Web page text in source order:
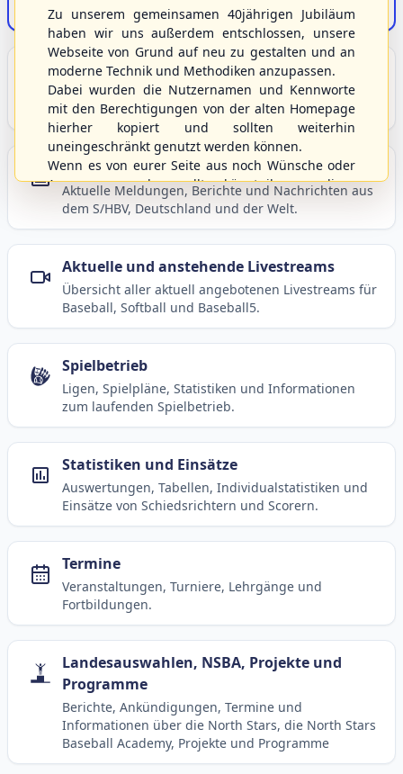
Der Onlineshop des S/HBV
Unser Sport
Grundlagen und Hintergründe zu Baseball, Softball
und Baseball5.
Berichte und Neuigkeiten
Aktuelle Meldungen, Berichte und Nachrichten aus
dem S/HBV, Deutschland und der Welt.
Aktuelle und anstehende Livestreams
Übersicht aller aktuell angebotenen Livestreams für
Baseball, Softball und Baseball5.
Spielbetrieb
Ligen, Spielpläne, Statistiken und Informationen
zum laufenden Spielbetrieb.
Statistiken und Einsätze
Auswertungen, Tabellen, Individualstatistiken und
Einsätze von Schiedsrichtern und Scorern.
Termine
Veranstaltungen, Turniere, Lehrgänge und
Fortbildungen.
Landesauswahlen, NSBA, Projekte und
Programme
Berichte, Ankündigungen, Termine und
Informationen über die North Stars, die North Stars
Baseball Academy, Projekte und Programme
Zu unserem gemeinsamen 40jährigen Jubiläum
haben wir uns außerdem entschlossen, unsere
Webseite von Grund auf neu zu gestalten und an
moderne Technik und Methodiken anzupassen.
Dabei wurden die Nutzernamen und Kennworte
mit den Berechtigungen von der alten Homepage
hierher kopiert und sollten weiterhin
uneingeschränkt genutzt werden können.
Wenn es von eurer Seite aus noch Wünsche oder
Anregungen geben sollte, könnt ihr uns diese
gerne an die Verbandsadresseinfo@shbvnet.de